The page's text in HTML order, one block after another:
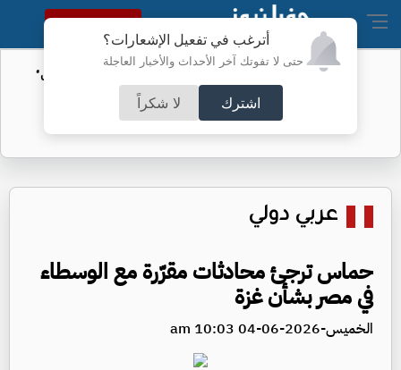
أترغب في تفعيل الإشعارات؟
حتى لا تفوتك آخر الأحداث والأخبار العاجلة
اشترك لا شكراً
النسخة الكاملة
الأمن السيبراني يحذر من رسائل "واتساب"
عربي دولي
حماس ترجئ محادثات مقرّرة مع الوسطاء
في مصر بشأن غزة
الخميس-2026-06-04 10:03 am